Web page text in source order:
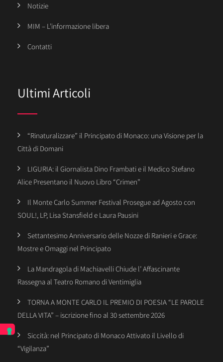
Notizie
MIM – L’informazione libera
Contatti
Ultimi Articoli
“Rinaturalizzare” il Principato di Monaco: una Visione per la
Città di Domani
LIGURIA: il Giornalista Dino Frambati e il Medico Stefano
Alice Presentano il Nuovo Libro “Crimen”
Il Monte Carlo Summer Festival Prosegue ad Agosto con
SOUL!, LP, Lisa Stansfield e Laura Pausini
Settantesimo Anniversario delle Nozze di Ranieri e Grace:
Mostre e Omaggi nel Principato
La Mandragola di Machiavelli Chiude l’ Affascinante
Rassegna al Teatro Romano di Ventimiglia
TORNA A MONTE CARLO IL PREMIO DI POESIA “LE PAROLE
DELLA VITA” – iscrizione fino al 30 settembre 2026
Siccità: nel Principato di Monaco Attivato il Livello di
“Vigilanza”